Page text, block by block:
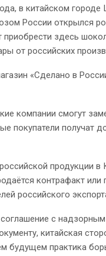
в китайском
России открылся
здесь
от российских
«Сделано в
компании смогут
покупатели получат
продукции
контрафакт
российского
с
китайская
будущем практика